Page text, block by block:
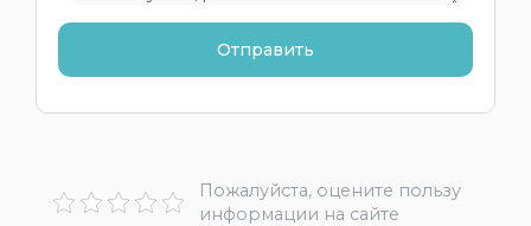
Пожалуйста, оцените пользу
информации на сайте